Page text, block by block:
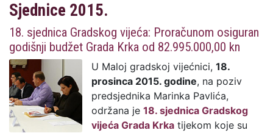
Sjednice 2015.
18. sjednica Gradskog vijeća: Proračunom osiguran
godišnji budžet Grada Krka od 82.995.000,00 kn
U Maloj gradskoj vijećnici, 18.
prosinca 2015. godine, na poziv
predsjednika Marinka Pavlića,
održana je 18. sjednica Gradskog
vijeća Grada Krka tijekom koje su